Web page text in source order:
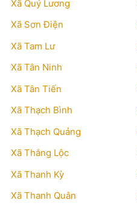
Xã Quý Lương
Xã Sơn Điện
Xã Tam Lư
Xã Tân Ninh
Xã Tân Tiến
Xã Thạch Bình
Xã Thạch Quảng
Xã Thắng Lộc
Xã Thanh Kỳ
Xã Thanh Quân